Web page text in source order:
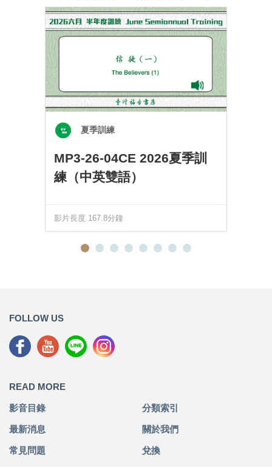
夏季訓練
MP3-26-04CE 2026夏季訓
練（中英雙語）
影片長度 167.8分鐘
FOLLOW US
READ MORE
影音目錄 分類索引
最新消息 關於我們
常見問題 兌換